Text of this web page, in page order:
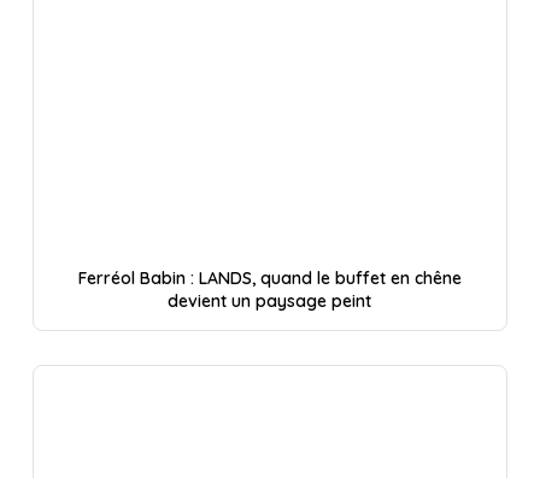
Ferréol Babin : LANDS, quand le buffet en chêne
devient un paysage peint